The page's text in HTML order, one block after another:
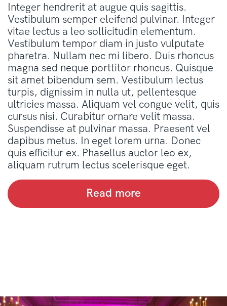
Integer hendrerit at augue quis sagittis.
Vestibulum semper eleifend pulvinar. Integer
vitae lectus a leo sollicitudin elementum.
Vestibulum tempor diam in justo vulputate
pharetra. Nullam nec mi libero. Duis rhoncus
magna sed neque porttitor rhoncus. Quisque
sit amet bibendum sem. Vestibulum lectus
turpis, dignissim in nulla ut, pellentesque
ultricies massa. Aliquam vel congue velit, quis
cursus nisi. Curabitur ornare velit massa.
Suspendisse at pulvinar massa. Praesent vel
dapibus metus. In eget lorem urna. Donec
quis efficitur ex. Phasellus auctor leo ex,
aliquam rutrum lectus scelerisque eget.
Read more